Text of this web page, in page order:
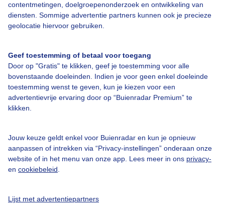
contentmetingen, doelgroepenonderzoek en ontwikkeling van
diensten. Sommige advertentie partners kunnen ook je precieze
geolocatie hiervoor gebruiken.
Geef toestemming of betaal voor toegang
Door op "Gratis" te klikken, geef je toestemming voor alle
bovenstaande doeleinden. Indien je voor geen enkel doeleinde
toestemming wenst te geven, kun je kiezen voor een
advertentievrije ervaring door op “Buienradar Premium” te
klikken.
Jouw keuze geldt enkel voor Buienradar en kun je opnieuw
aanpassen of intrekken via “Privacy-instellingen” onderaan onze
website of in het menu van onze app. Lees meer in ons privacy-
en cookiebeleid
Lijst met advertentiepartners
Over Buienradar
Veelgestelde vragen
Contact
Toegankelijkheid
Gebruikersvoorwaarden
Buienradar Team
Privacy beleid
Cookie beleid